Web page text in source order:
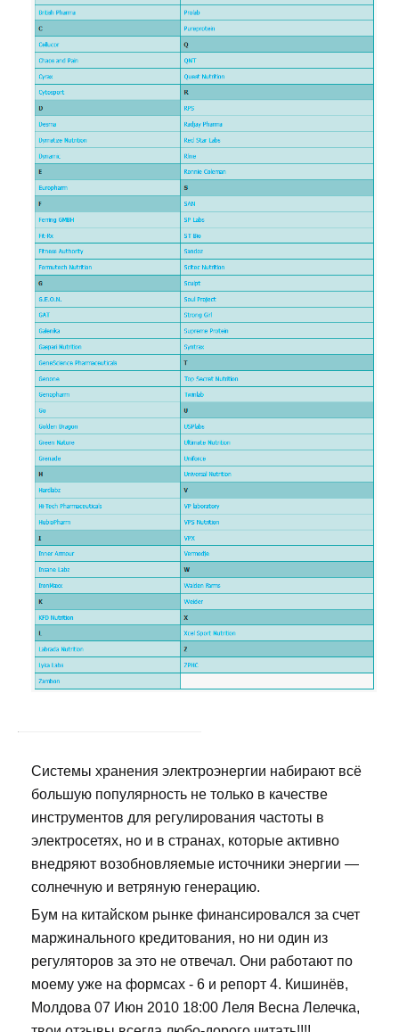
Системы хранения электроэнергии набирают всё
большую популярность не только в качестве
инструментов для регулирования частоты в
электросетях, но и в странах, которые активно
внедряют возобновляемые источники энергии —
солнечную и ветряную генерацию.
Бум на китайском рынке финансировался за счет
маржинального кредитования, но ни один из
регуляторов за это не отвечал. Они работают по
моему уже на формсах - 6 и репорт 4. Кишинёв,
Молдова 07 Июн 2010 18:00 Леля Весна Лелечка,